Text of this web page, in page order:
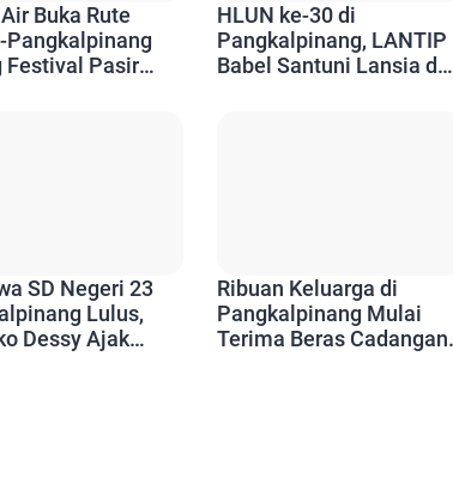
Buka Rute
Pangkalpinang
Festival Pasir
HLUN ke-30 di
Pangkalpinang, LANTIP
Babel Santuni Lansia dan
SD Negeri 23
Lulus,
Dessy Ajak
Ribuan Keluarga di
Pangkalpinang Mulai
Terima Beras Cadangan